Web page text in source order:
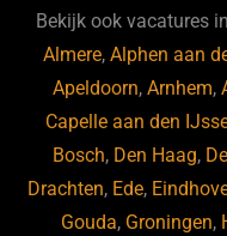
b
o
o
k
ky dI
n
Bekijk ook vacatures
Almere,Alphen aan
Apeldoorn,Arnhem,
Capelle aan den
Bosch, Den Haag,
Drachten, Ede,
Gouda, Groningen,